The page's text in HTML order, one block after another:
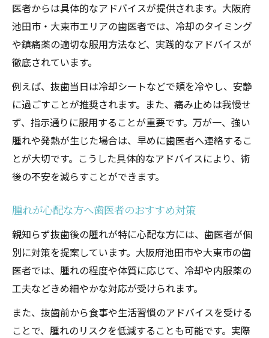
医者からは具体的なアドバイスが提供されます。大阪府
池田市・大東市エリアの歯医者では、冷却のタイミング
や鎮痛薬の適切な服用方法など、実践的なアドバイスが
徹底されています。
例えば、抜歯当日は冷却シートなどで頬を冷やし、安静
に過ごすことが推奨されます。また、痛み止めは我慢せ
ず、指示通りに服用することが重要です。万が一、強い
腫れや発熱が生じた場合は、早めに歯医者へ連絡するこ
とが大切です。こうした具体的なアドバイスにより、術
後の不安を減らすことができます。
腫れが心配な方へ歯医者のおすすめ対策
親知らず抜歯後の腫れが特に心配な方には、歯医者が個
別に対策を提案しています。大阪府池田市や大東市の歯
医者では、腫れの程度や体質に応じて、冷却や内服薬の
工夫などきめ細やかな対応が受けられます。
また、抜歯前から食事や生活習慣のアドバイスを受ける
ことで、腫れのリスクを低減することも可能です。実際